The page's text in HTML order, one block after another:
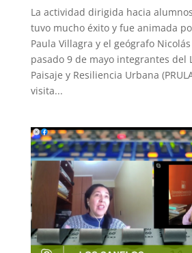
La actividad dirigida hacia
tuvo mucho éxito y fue animada
Paula Villagra y el geógrafo
pasado 9 de mayo integrantes del
Paisaje y Resiliencia Urbana
visita...